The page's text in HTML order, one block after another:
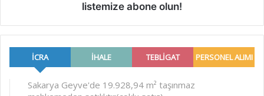
listemize abone olun!